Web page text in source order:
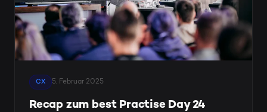
CX 5. Februar 2025
Recap zum best Practise Day 24